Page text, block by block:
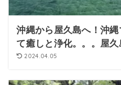
沖縄から屋久島へ！沖
て癒しと浄化。。。屋久
2024.04.05